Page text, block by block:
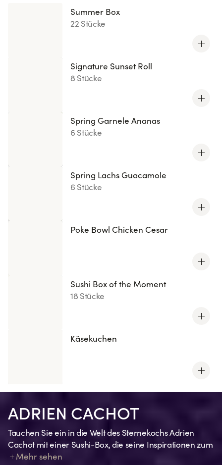
sonnigen Akzenten.Summer Box
22 Stücke
Signature Sunset Roll
8 Stücke
Spring Garnele Ananas
6 Stücke
Spring Lachs Guacamole
6 Stücke
Poke Bowl Chicken Cesar
Sushi Box of the Moment
18 Stücke
Käsekuchen
ADRIEN CACHOT
Tauchen Sie ein in die Welt des Sternekochs Adrien
Cachot mit einer Sushi-Box, die seine Inspirationen zum
Ausdruck bringt. Jede Kreation spiegelt eine Erinnerung,
Mehr sehen